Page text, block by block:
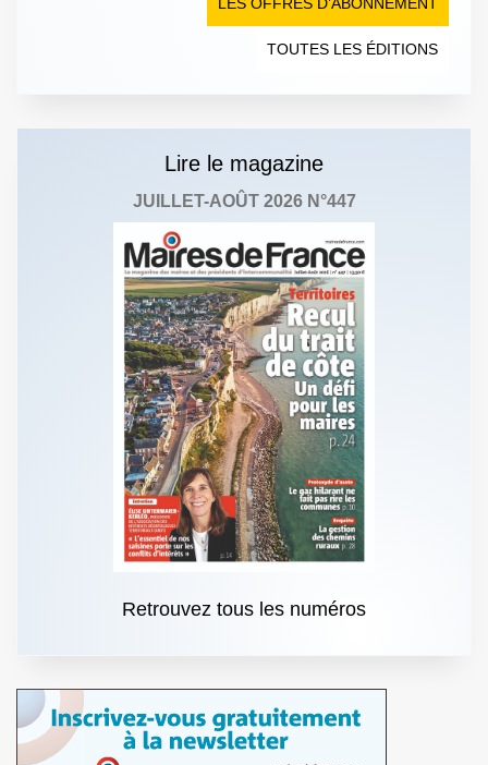
TOUTES LES ÉDITIONS
Lire le magazine
JUILLET-AOÛT 2026 N°447
Retrouvez tous les numéros